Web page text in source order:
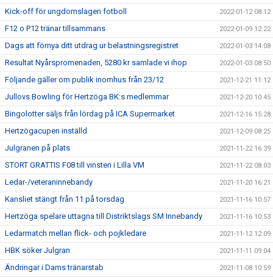
Kick-off för ungdomslagen fotboll 2022-01-12 08:12
F12 o P12 tränar tillsammans 2022-01-09 12:22
Dags att förnya ditt utdrag ur belastningsregistret 2022-01-03 14:08
Resultat Nyårspromenaden, 5280 kr samlade vi ihop 2022-01-03 08:50
Följande gäller om publik inomhus från 23/12 2021-12-21 11:12
Jullovs Bowling för Hertzöga BK:s medlemmar 2021-12-20 10:45
Bingolotter säljs från lördag på ICA Supermarket 2021-12-16 15:28
Hertzögacupen inställd 2021-12-09 08:25
Julgranen på plats 2021-11-22 16:39
STORT GRATTIS F08 till vinsten i Lilla VM 2021-11-22 08:03
Ledar-/veteraninnebandy 2021-11-20 16:21
Kansliet stängt från 11 på torsdag 2021-11-16 10:57
Hertzöga spelare uttagna till Distriktslags SM Innebandy 2021-11-16 10:53
Ledarmatch mellan flick- och pojkledare 2021-11-12 12:09
HBK söker Julgran 2021-11-11 09:04
Ändringar i Dams tränarstab 2021-11-08 10:59